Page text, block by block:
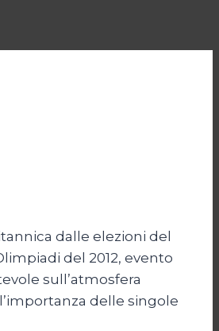
dalle elezioni del
del 2012, evento
sull’atmosfera
delle singole